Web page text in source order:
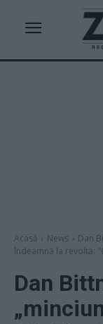
Acasă News
Dan
îndeamnă la revoltă:
Dan